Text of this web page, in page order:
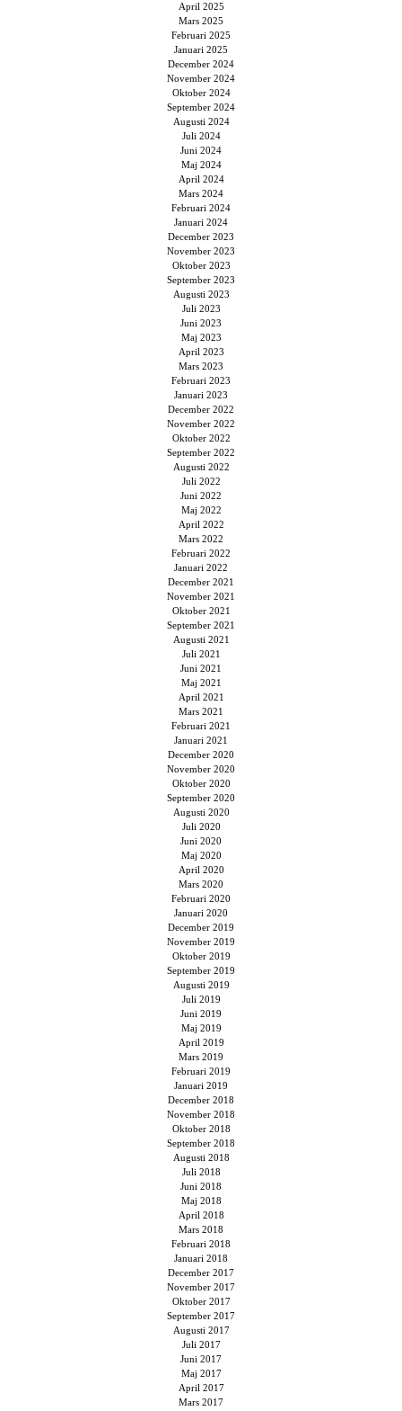
April 2025
Mars 2025
Februari 2025
Januari 2025
December 2024
November 2024
Oktober 2024
September 2024
Augusti 2024
Juli 2024
Juni 2024
Maj 2024
April 2024
Mars 2024
Februari 2024
Januari 2024
December 2023
November 2023
Oktober 2023
September 2023
Augusti 2023
Juli 2023
Juni 2023
Maj 2023
April 2023
Mars 2023
Februari 2023
Januari 2023
December 2022
November 2022
Oktober 2022
September 2022
Augusti 2022
Juli 2022
Juni 2022
Maj 2022
April 2022
Mars 2022
Februari 2022
Januari 2022
December 2021
November 2021
Oktober 2021
September 2021
Augusti 2021
Juli 2021
Juni 2021
Maj 2021
April 2021
Mars 2021
Februari 2021
Januari 2021
December 2020
November 2020
Oktober 2020
September 2020
Augusti 2020
Juli 2020
Juni 2020
Maj 2020
April 2020
Mars 2020
Februari 2020
Januari 2020
December 2019
November 2019
Oktober 2019
September 2019
Augusti 2019
Juli 2019
Juni 2019
Maj 2019
April 2019
Mars 2019
Februari 2019
Januari 2019
December 2018
November 2018
Oktober 2018
September 2018
Augusti 2018
Juli 2018
Juni 2018
Maj 2018
April 2018
Mars 2018
Februari 2018
Januari 2018
December 2017
November 2017
Oktober 2017
September 2017
Augusti 2017
Juli 2017
Juni 2017
Maj 2017
April 2017
Mars 2017